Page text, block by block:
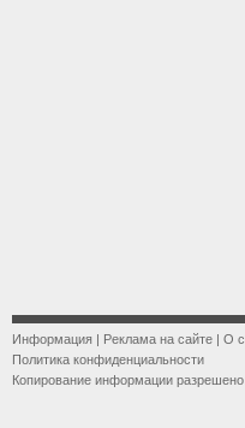
Информация | Реклама на сайте | О
Политика конфиденциальности
Копирование информации